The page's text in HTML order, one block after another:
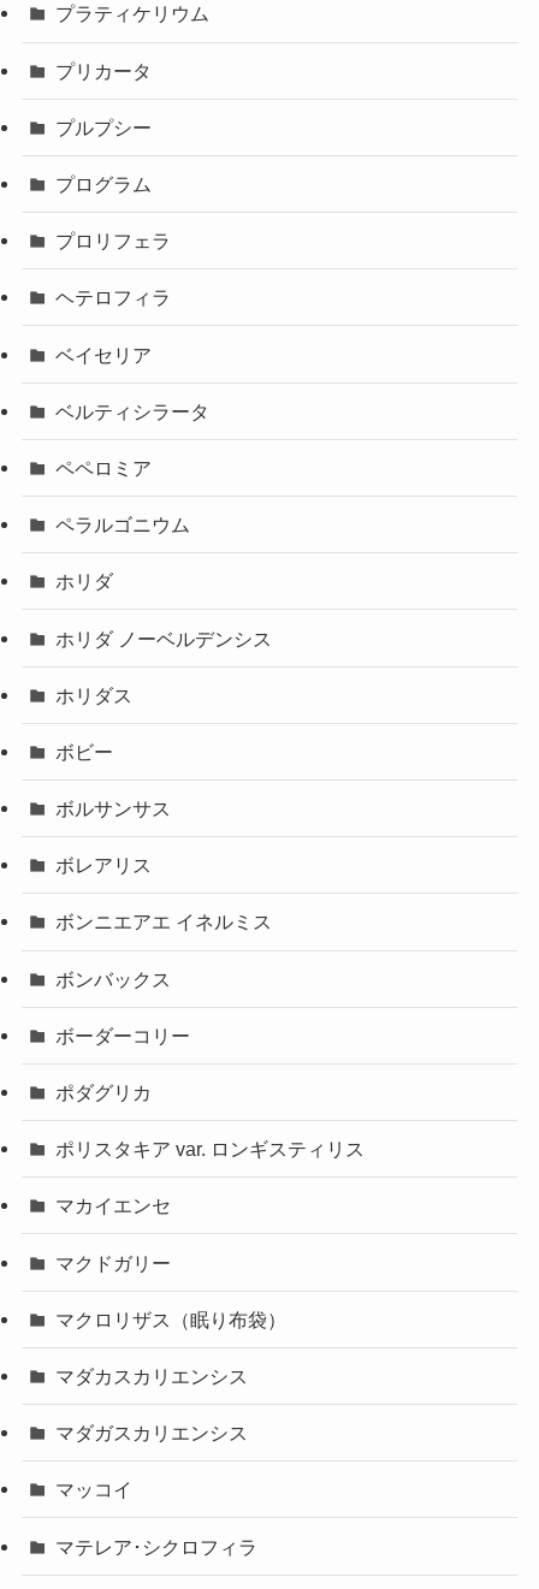
プラティケリウム
プリカータ
プルプシー
プログラム
プロリフェラ
ヘテロフィラ
ベイセリア
ベルティシラータ
ペペロミア
ペラルゴニウム
ホリダ
ホリダ ノーベルデンシス
ホリダス
ボビー
ボルサンサス
ボレアリス
ボンニエアエ イネルミス
ボンバックス
ボーダーコリー
ポダグリカ
ポリスタキア var. ロンギスティリス
マカイエンセ
マクドガリー
マクロリザス（眠り布袋）
マダカスカリエンシス
マダガスカリエンシス
マッコイ
マテレア･シクロフィラ